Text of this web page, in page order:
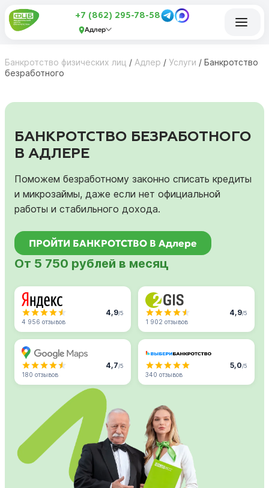
+7 (862) 295-78-58
Адлер
Банкротство физических лиц / Адлер / Услуги / Банкротство
безработного
БАНКРОТСТВО БЕЗРАБОТНОГО
В АДЛЕРЕ
Поможем безработному законно списать кредиты
и микрозаймы, даже если нет официальной
работы и стабильного дохода.
ПРОЙТИ БАНКРОТСТВО В Адлере
От 5 750 рублей в месяц
4,9/5
4 956 отзывов
4,9/5
1 902 отзывов
4,7/5
180 отзывов
5,0/5
340 отзывов